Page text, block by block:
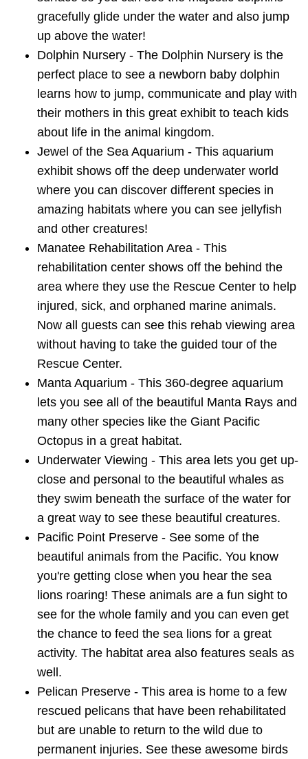
gracefully glide under the water and also jump
up above the water!
Dolphin Nursery - The Dolphin Nursery is the
perfect place to see a newborn baby dolphin
learns how to jump, communicate and play with
their mothers in this great exhibit to teach kids
about life in the animal kingdom.
Jewel of the Sea Aquarium - This aquarium
exhibit shows off the deep underwater world
where you can discover different species in
amazing habitats where you can see jellyfish
and other creatures!
Manatee Rehabilitation Area - This
rehabilitation center shows off the behind the
area where they use the Rescue Center to help
injured, sick, and orphaned marine animals.
Now all guests can see this rehab viewing area
without having to take the guided tour of the
Rescue Center.
Manta Aquarium - This 360-degree aquarium
lets you see all of the beautiful Manta Rays and
many other species like the Giant Pacific
Octopus in a great habitat.
Underwater Viewing - This area lets you get up-
close and personal to the beautiful whales as
they swim beneath the surface of the water for
a great way to see these beautiful creatures.
Pacific Point Preserve - See some of the
beautiful animals from the Pacific. You know
you're getting close when you hear the sea
lions roaring! These animals are a fun sight to
see for the whole family and you can even get
the chance to feed the sea lions for a great
activity. The habitat area also features seals as
well.
Pelican Preserve - This area is home to a few
rescued pelicans that have been rehabilitated
but are unable to return to the wild due to
permanent injuries. See these awesome birds